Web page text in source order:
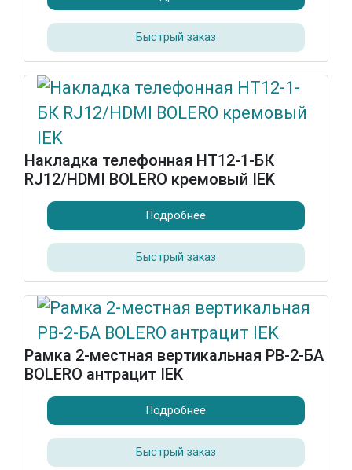
Быстрый заказ
Накладка телефонная НТ12-1-БК
RJ12/HDMI BOLERO кремовый IEK
Подробнее
Быстрый заказ
Рамка 2-местная вертикальная РВ-2-БА
BOLERO антрацит IEK
Подробнее
Быстрый заказ